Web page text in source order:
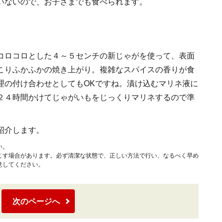
いので、お子さまでも食べられます。
コロとした４～５センチの新じゃがを使って、表面
ふかふかの焼き上がり。複雑なスパイスの香りが食
付け合わせとしてもOKですね。漬け込むマリネ液に
時間かけてじゃがいもをじっくりマリネするので準
介します。
場合があります。必ず清潔な状態で、正しい方法で行い、なるべく早め
てください。
次のページへ